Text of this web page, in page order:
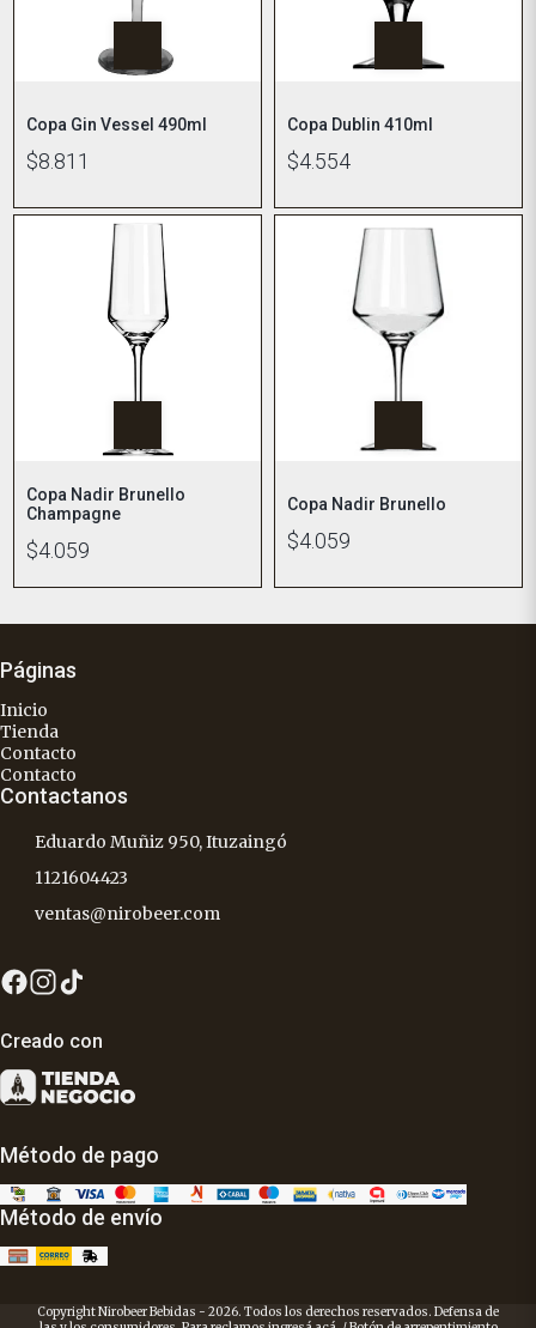
Copa Gin Vessel 490ml
$8.811
Copa Dublin 410ml
$4.554
Copa Nadir Brunello
Champagne
$4.059
Copa Nadir Brunello
$4.059
Páginas
Inicio
Tienda
Contacto
Contacto
Contactanos
Eduardo Muñiz 950, Ituzaingó
1121604423
ventas@nirobeer.com
Creado con
Método de pago
Método de envío
Copyright Nirobeer Bebidas - 2026. Todos los derechos reservados. Defensa de